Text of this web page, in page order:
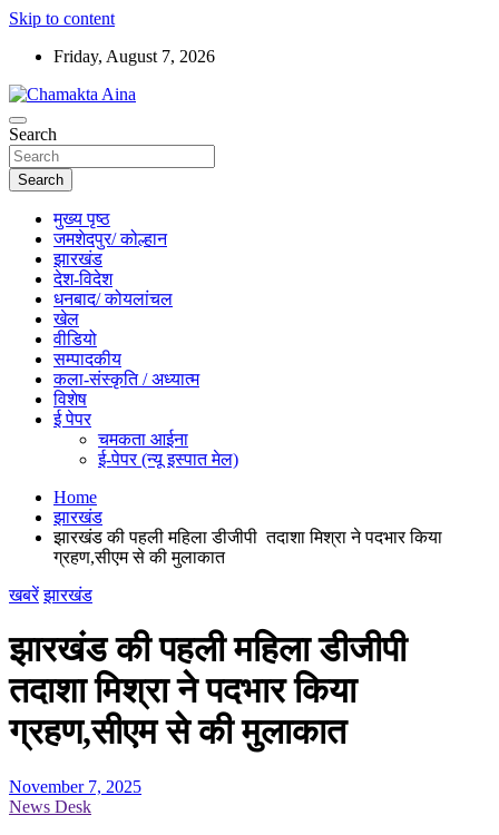
Skip to content
Friday, August 7, 2026
Chamakta Aina
Hindi News Paper – Jharkhand
Search
Search
मुख्य पृष्ठ
जमशेदपुर/ कोल्हान
झारखंड
देश-विदेश
धनबाद/ कोयलांचल
खेल
वीडियो
सम्पादकीय
कला-संस्कृति / अध्यात्म
विशेष
ई पेपर
चमकता आईना
ई-पेपर (न्यू इस्पात मेल)
Home
झारखंड
झारखंड की पहली महिला डीजीपी तदाशा मिश्रा ने पदभार किया
ग्रहण,सीएम से की मुलाकात
खबरें झारखंड
झारखंड की पहली महिला डीजीपी
तदाशा मिश्रा ने पदभार किया
ग्रहण,सीएम से की मुलाकात
November 7, 2025
News Desk